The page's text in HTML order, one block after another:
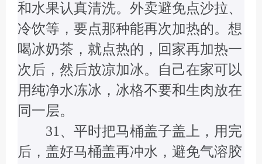
和水果认真清洗。外卖避免点沙拉、
冷饮等，要点那种能再次加热的。想
喝冰奶茶，就点热的，回家再加热一
次后，然后放凉加冰。自己在家可以
用纯净水冻冰，冰格不要和生肉放在
同一层。
31、平时把马桶盖子盖上，用完
后，盖好马桶盖再冲水，避免气溶胶